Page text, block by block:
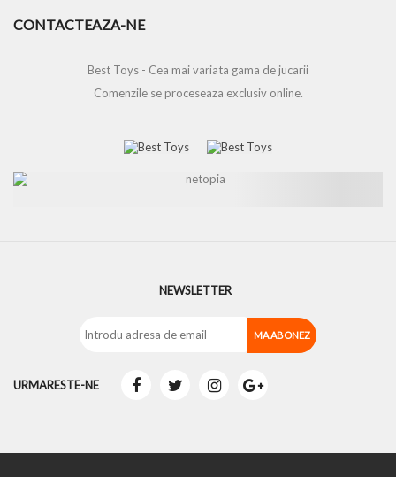
CONTACTEAZA-NE
Best Toys - Cea mai variata gama de jucarii
Comenzile se proceseaza exclusiv online.
NEWSLETTER
URMARESTE-NE